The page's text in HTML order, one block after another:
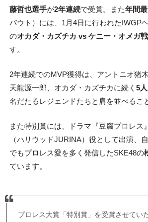
藤哲也選手が2年連続で受賞。また年間
バウト）には、1月4日に行われたIWGP
のオカダ・カズチカ vs ケニー・オメガ戦
す。
2年連続でのMVP獲得は、アントニオ猪
天龍源一郎、オカダ・カズチカに続く 5人
名だたるレジェンドたちと肩を並べるこ
また特別賞には、ドラマ『豆腐プロレス
（ハリウッドJURINA）役として出演、
でもプロレス愛を多く発信したSKE48の
ています。
プロレス大賞「特別賞」を受賞させてい